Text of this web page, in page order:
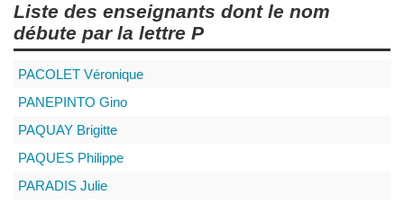
Liste des enseignants dont le nom
débute par la lettre P
PACOLET Véronique
PANEPINTO Gino
PAQUAY Brigitte
PAQUES Philippe
PARADIS Julie